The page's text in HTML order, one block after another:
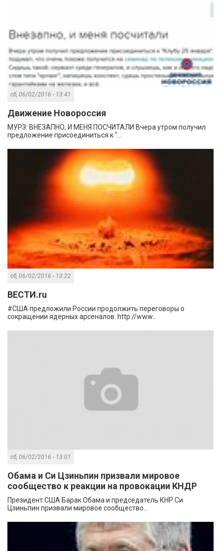
сб, 06/02/2016 - 13:41
Движение Новороссия
МУРЗ: ВНЕЗАПНО, И МЕНЯ ПОСЧИТАЛИ Вчера утром получил
предложение присоединиться к "...
сб, 06/02/2016 - 13:22
ВЕСТИ.ru
#США предложили России продолжить переговоры о
сокращении ядерных арсеналов. http://www...
сб, 06/02/2016 - 13:01
Обама и Си Цзиньпин призвали мировое
сообщество к реакции на провокации КНДР
Президент США Барак Обама и председатель КНР Си
Цзиньпин призвали мировое сообщество...